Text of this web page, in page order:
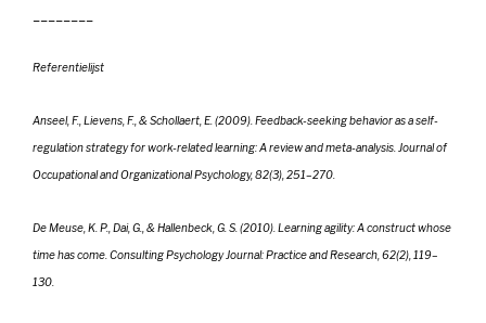
Referentielijst
Anseel, F., Lievens, F., & Schollaert, E. (2009). Feedback-seeking behavior as a self-
regulation strategy for work-related learning: A review and meta-analysis. Journal of
Occupational and Organizational Psychology, 82(3), 251–270.
De Meuse, K. P., Dai, G., & Hallenbeck, G. S. (2010). Learning agility: A construct whose
time has come. Consulting Psychology Journal: Practice and Research, 62(2), 119–
130.